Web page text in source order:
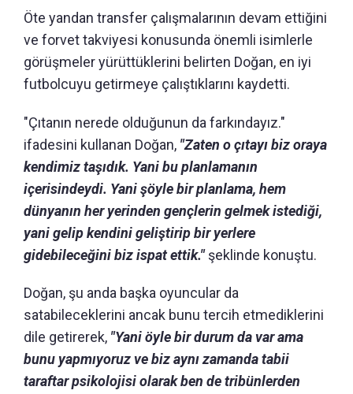
Öte yandan transfer çalışmalarının devam ettiğini
ve forvet takviyesi konusunda önemli isimlerle
görüşmeler yürüttüklerini belirten Doğan, en iyi
futbolcuyu getirmeye çalıştıklarını kaydetti.
"Çıtanın nerede olduğunun da farkındayız."
ifadesini kullanan Doğan, "Zaten o çıtayı biz oraya
kendimiz taşıdık. Yani bu planlamanın
içerisindeydi. Yani şöyle bir planlama, hem
dünyanın her yerinden gençlerin gelmek istediği,
yani gelip kendini geliştirip bir yerlere
gidebileceğini biz ispat ettik."şeklinde konuştu.
Doğan, şu anda başka oyuncular da
satabileceklerini ancak bunu tercih etmediklerini
dile getirerek, "Yani öyle bir durum da var ama
bunu yapmıyoruz ve biz aynı zamanda tabii
taraftar psikolojisi olarak ben de tribünlerden